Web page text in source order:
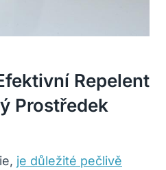
Repelent
Prostředek
je důležité pečlivě